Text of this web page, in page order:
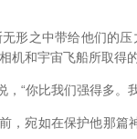
之中带给他们的压
机和宇宙飞船所取得
“你比我们强得多。
宛如在保护他那篇